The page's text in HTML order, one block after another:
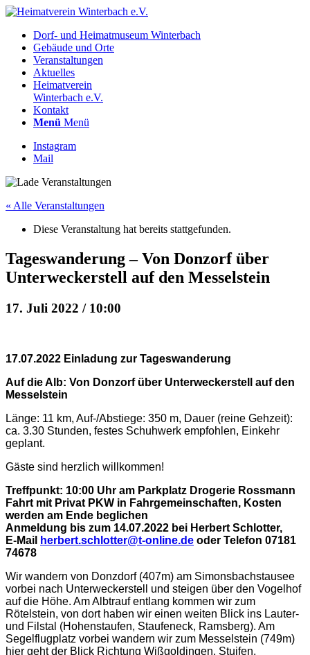
Dorf- und Heimatmuseum Winterbach
Gebäude und Orte
Veranstaltungen
Aktuelles
Heimatverein
Winterbach e.V.
Kontakt
Menü Menü
Instagram
Mail
« Alle Veranstaltungen
Diese Veranstaltung hat bereits stattgefunden.
Tageswanderung – Von Donzorf über
Unterweckerstell auf den Messelstein
17. Juli 2022 / 10:00
17.07.2022 Einladung zur Tageswanderung
Auf die Alb: Von Donzorf über Unterweckerstell auf den
Messelstein
Länge: 11 km, Auf-/Abstiege: 350 m, Dauer (reine Gehzeit):
ca. 3.30 Stunden, festes Schuhwerk empfohlen, Einkehr
geplant.
Gäste sind herzlich willkommen!
Treffpunkt: 10:00 Uhr am Parkplatz Drogerie Rossmann
Fahrt mit Privat PKW in Fahrgemeinschaften, Kosten
werden am Ende beglichen
Anmeldung bis zum 14.07.2022 bei Herbert Schlotter,
E-Mail herbert.schlotter@t-online.de oder Tel efon 07181
74678
Wir wandern von Donzdorf (407m) am Simonsbachstausee
vorbei nach Unterweckerstell und steigen über den Vogelhof
auf die Höhe. Am Albtrauf entlang kommen wir zum
Rötelstein, von dort haben wir einen weiten Blick ins Lauter-
und Filstal (Hohenstaufen, Staufeneck, Ramsberg). Am
Segelflugplatz vorbei wandern wir zum Messelstein (749m)
hier geht der Blick Richtung Wißgoldingen, Stuifen,